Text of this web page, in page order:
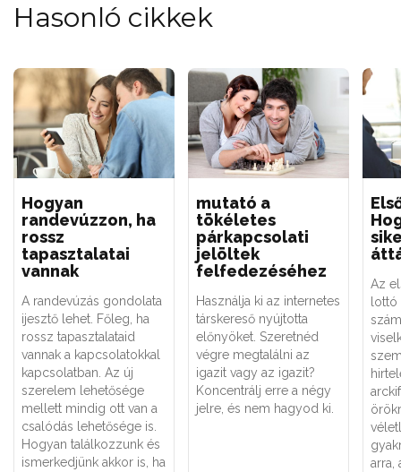
Hasonló cikkek
Hogyan
randevúzzon, ha
rossz
tapasztalatai
vannak
A randevúzás gondolata
ijesztő lehet. Főleg, ha
rossz tapasztalataid
vannak a kapcsolatokkal
kapcsolatban. Az új
szerelem lehetősége
mellett mindig ott van a
csalódás lehetősége is.
Hogyan találkozzunk és
ismerkedjünk akkor is, ha
mutató a
tökéletes
párkapcsolati
jelöltek
felfedezéséhez
Használja ki az internetes
társkereső nyújtotta
előnyöket. Szeretnéd
végre megtalálni az
igazit vagy az igazit?
Koncentrálj erre a négy
jelre, és nem hagyod ki.
Az
lottó
arra,